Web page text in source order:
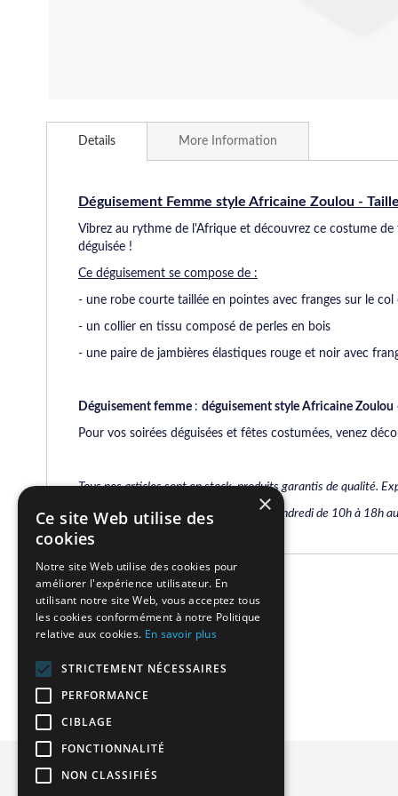
to
Details
Déguisement Femme style Africaine Zoulou -
Vibrez au rythme de l'Afrique et découvrez ce costume
déguisée !
Ce déguisement se compose de :
- une robe courte taillée en pointes avec franges sur le
- un collier en tissu composé de perles en bois
- une paire de jambières élastiques rouge et noir avec
Déguisement femme : déguisement style Africaine Zoulou
Pour vos soirées déguisées et fêtes costumées, venez
Tous nos articles sont en stock, produits garantis de qualité.
Pour tout renseignement du Lundi au Vendredi de 10h à 18h
More Information
Related Products
Privacy and Cookie Policy
×
Ce site Web utilise des
cookies
Notre site Web utilise des cookies pour
améliorer l'expérience utilisateur. En
utilisant notre site Web, vous acceptez tous
les cookies conformément à notre Politique
relative aux cookies. En savoir plus
STRICTEMENT NÉCESSAIRES
PERFORMANCE
CIBLAGE
FONCTIONNALITÉ
NON CLASSIFIÉS